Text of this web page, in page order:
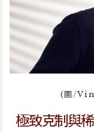
(圖/
極致克制與